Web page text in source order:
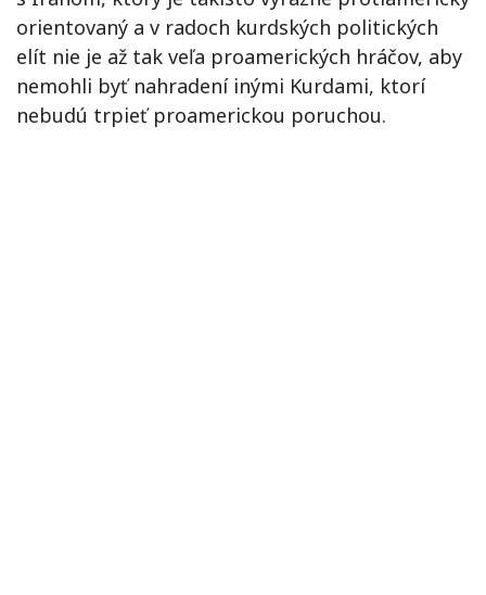
orientovaný a v radoch kurdských politických
elít nie je až tak veľa proamerických hráčov, aby
nemohli byť nahradení inými Kurdami, ktorí
nebudú trpieť proamerickou poruchou.